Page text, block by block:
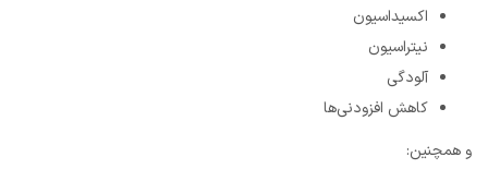
اکسیداسیون
نیتراسیون
آلودگی
کاهش افزودنی‌ها
و همچنین: